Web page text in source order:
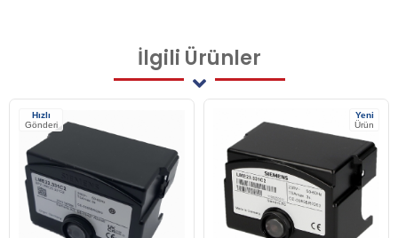
İlgili Ürünler
Hızlı
Gönderi
Yeni
Ürün